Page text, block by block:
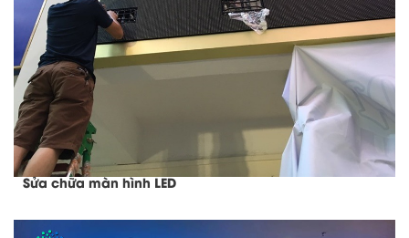
Sửa chữa màn hình LED